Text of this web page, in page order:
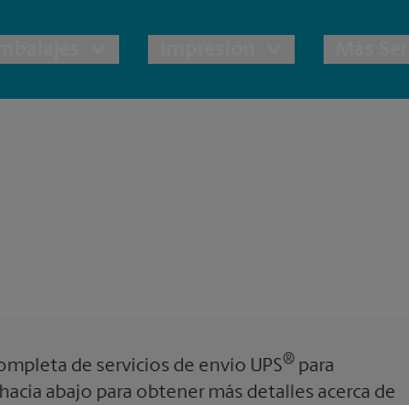
Internacional
Cajas y
Garantía de
Tarjetas Postales
de servicios de envío UPS® para
abajo para obtener más detalles acerca de